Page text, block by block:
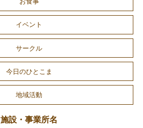
イベント
サークル
今日のひとこま
地域活動
施設・事業所名